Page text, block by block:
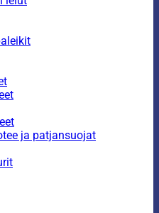
ja patjansuojat